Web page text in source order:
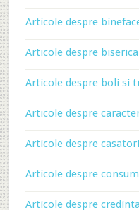
Articole despre
Articole despre biserica
Articole despre boli si
Articole despre
Articole despre
Articole despre
Articole despre credinta